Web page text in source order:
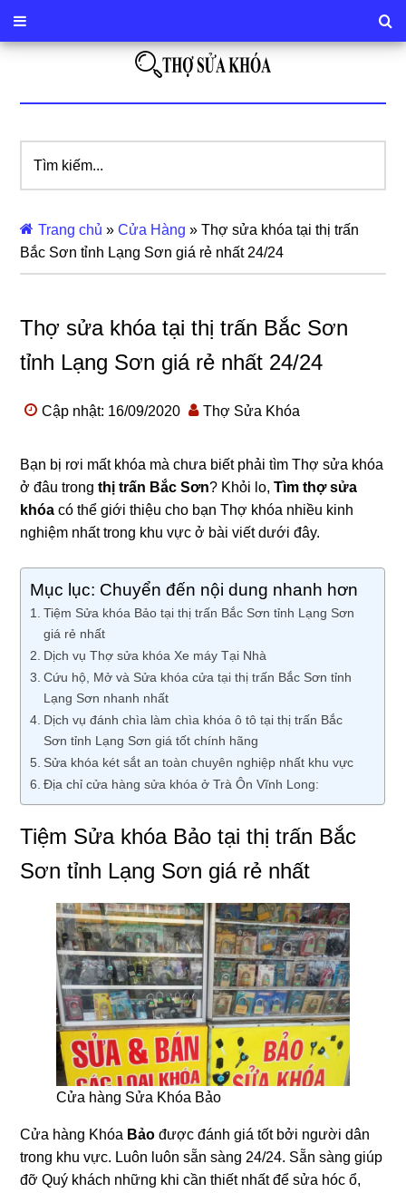
kiếm...
Trang chủ »Cửa Hàng »Thợ sửa khóa tại thị trấn
Bắc Sơn tỉnh Lạng Sơn giá rẻ nhất 24/24
Thợ sửa khóa tại thị trấn Bắc Sơn
tỉnh Lạng Sơn giá rẻ nhất 24/24
Cập nhật: 16/09/2020 Thợ Sửa Khóa
Bạn bị rơi mất khóa mà chưa biết phải tìm Thợ sửa khóa
ở đâu trongthị trấn Bắc Sơn? Khỏi lo,Tìm thợ sửa
khóa có thể giới thiệu cho bạn Thợ khóa nhiều kinh
nghiệm nhất trong khu vực ở bài viết dưới đây.
Mục lục: Chuyển đến nội dung nhanh hơn
Tiệm Sửa khóa Bảo tại thị trấn Bắc Sơn tỉnh Lạng Sơn
giá rẻ nhất
Dịch vụ Thợ sửa khóa Xe máy Tại Nhà
Cứu hộ, Mở và Sửa khóa cửa tại thị trấn Bắc Sơn tỉnh
Lạng Sơn nhanh nhất
Dịch vụ đánh chìa làm chìa khóa ô tô tại thị trấn Bắc
Sơn tỉnh Lạng Sơn giá tốt chính hãng
Sửa khóa két sắt an toàn chuyên nghiệp nhất khu vực
Địa chỉ cửa hàng sửa khóa ở Trà Ôn Vĩnh Long:
Tiệm Sửa khóa Bảo tại thị trấn Bắc
Sơn tỉnh Lạng Sơn giá rẻ nhất
Cửa hàng Sửa Khóa Bảo
Cửa hàng Khóa Bảo được đánh giá tốt bởi người dân
trong khu vực. Luôn luôn sẵn sàng 24/24. Sẵn sàng giúp
đỡ Quý khách những khi cần thiết nhất để sửa hóc ổ,